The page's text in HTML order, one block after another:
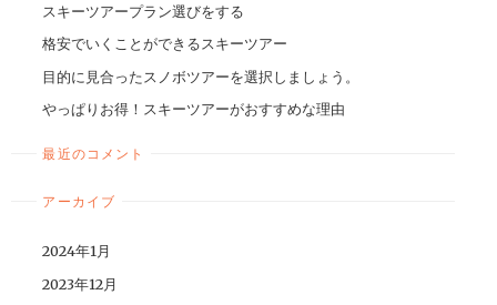
スキーツアープラン選びをする
格安でいくことができるスキーツアー
目的に見合ったスノボツアーを選択しましょう。
やっぱりお得！スキーツアーがおすすめな理由
最近のコメント
アーカイブ
2024年1月
2023年12月